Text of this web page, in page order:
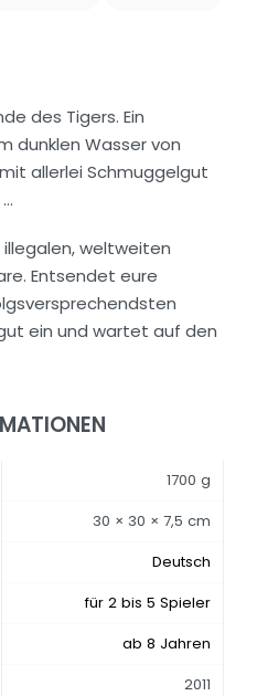
des Tigers. Ein
dunklen Wasser von
allerlei Schmuggelgut
weltweiten
Entsendet eure
ein und wartet auf den
1700 g
30 × 30 × 7,5 cm
Deutsch
für 2 bis 5 Spieler
ab 8 Jahren
2011